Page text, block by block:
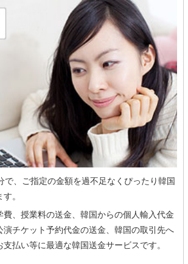
で、ご指定の金額を過不足なくぴったり韓国
。
費、授業料の送金、韓国からの個人輸入代金
演チケット予約代金の送金、韓国の取引先へ
払い等に最適な韓国送金サービスです。